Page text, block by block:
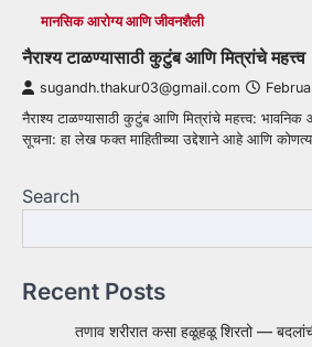
मानसिक आरोग्य आणि जीवनशैली
नैराश्य टाळण्यासाठी कुटुंब आणि मित्रांचे महत्त्व
sugandh.thakur03@gmail.com
नैराश्य टाळण्यासाठी कुटुंब आणि मित्रांचे महत्त्व: भावनिक
सूचना: हा लेख फक्त माहितीच्या उद्देशाने आहे आणि
Search
Recent Posts
तणाव शरीरात कसा हळूहळू शिरतो —